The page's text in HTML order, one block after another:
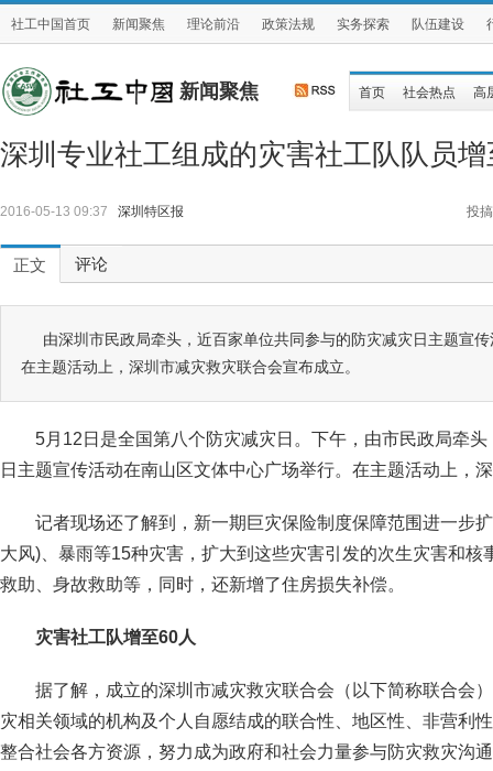
社工中国首页 新闻聚焦 理论前沿 政策法规 实务探索 队伍建设
新闻聚焦 首页 社会热点 高
深圳专业社工组成的灾害社工队队员增
2016-05-13 09:37 深圳特区报 投搞
正文 评论
由深圳市民政局牵头，近百家单位共同参与的防灾减灾日主题宣
在主题活动上，深圳市减灾救灾联合会宣布成立。
5月12日是全国第八个防灾减灾日。下午，由市民政局牵
日主题宣传活动在南山区文体中心广场举行。在主题活动上，
记者现场还了解到，新一期巨灾保险制度保障范围进一步
大风)、暴雨等15种灾害，扩大到这些灾害引发的次生灾害和核
救助、身故救助等，同时，还新增了住房损失补偿。
灾害社工队增至60人
据了解，成立的深圳市减灾救灾联合会（以下简称联合会
灾相关领域的机构及个人自愿结成的联合性、地区性、非营利
整合社会各方资源，努力成为政府和社会力量参与防灾救灾沟